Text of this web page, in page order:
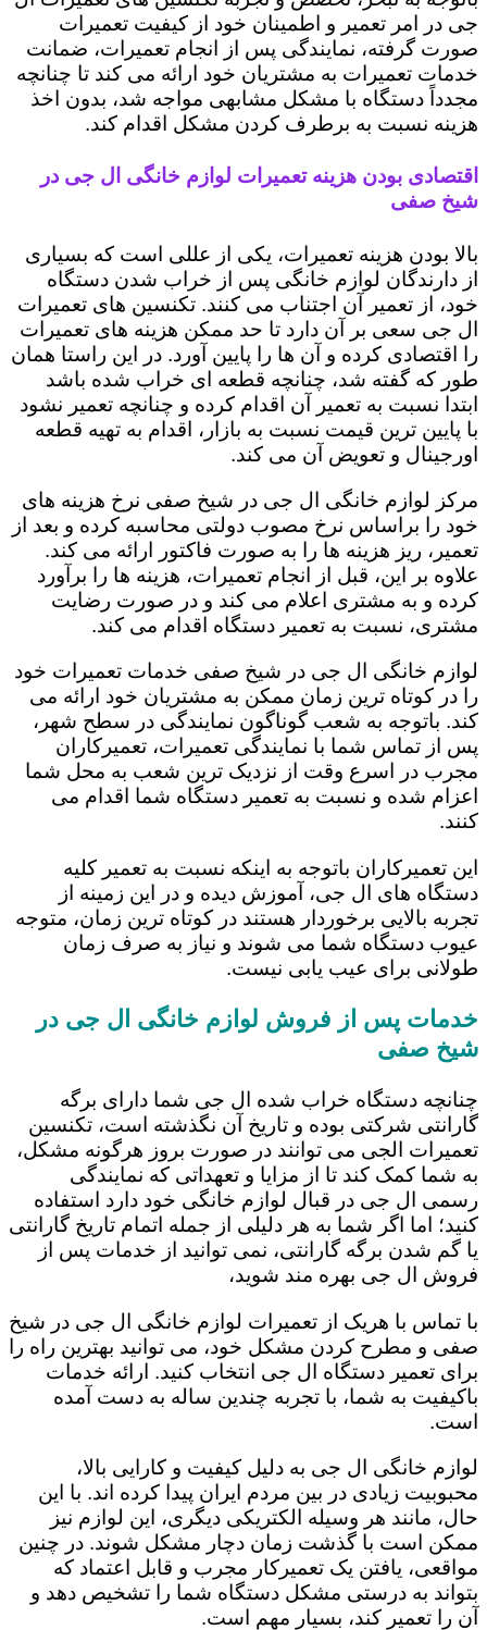
جی در امر تعمیر و اطمینان خود از کیفیت تعمیرات
صورت گرفته، نمایندگی پس از انجام تعمیرات، ضمانت
خدمات تعمیرات به مشتریان خود ارائه می کند تا چنانچه
مجدداً دستگاه با مشکل مشابهی مواجه شد، بدون اخذ
هزینه نسبت به برطرف کردن مشکل اقدام کند.
اقتصادی بودن هزینه تعمیرات لوازم خانگی ال جی در
شیخ صفی
بالا بودن هزینه تعمیرات، یکی از عللی است که بسیاری
از دارندگان لوازم خانگی پس از خراب شدن دستگاه
خود، از تعمیر آن اجتناب می کنند. تکنسین های تعمیرات
ال جی سعی بر آن دارد تا حد ممکن هزینه های تعمیرات
را اقتصادی کرده و آن ها را پایین آورد. در این راستا همان
طور که گفته شد، چنانچه قطعه ای خراب شده باشد
ابتدا نسبت به تعمیر آن اقدام کرده و چنانچه تعمیر نشود
با پایین ترین قیمت نسبت به بازار، اقدام به تهیه قطعه
اورجینال و تعویض آن می کند.
مرکز لوازم خانگی ال جی در شیخ صفی نرخ هزینه های
خود را براساس نرخ مصوب دولتی محاسبه کرده و بعد از
تعمیر، ریز هزینه ها را به صورت فاکتور ارائه می کند.
علاوه بر این، قبل از انجام تعمیرات، هزینه ها را برآورد
کرده و به مشتری اعلام می کند و در صورت رضایت
مشتری، نسبت به تعمیر دستگاه اقدام می کند.
لوازم خانگی ال جی در شیخ صفی خدمات تعمیرات خود
را در کوتاه ترین زمان ممکن به مشتریان خود ارائه می
کند. باتوجه به شعب گوناگون نمایندگی در سطح شهر،
پس از تماس شما با نمایندگی تعمیرات، تعمیرکاران
مجرب در اسرع وقت از نزدیک ترین شعب به محل شما
اعزام شده و نسبت به تعمیر دستگاه شما اقدام می
کنند.
این تعمیرکاران باتوجه به اینکه نسبت به تعمیر کلیه
دستگاه های ال جی، آموزش دیده و در این زمینه از
تجربه بالایی برخوردار هستند در کوتاه ترین زمان، متوجه
عیوب دستگاه شما می شوند و نیاز به صرف زمان
طولانی برای عیب یابی نیست.
خدمات پس از فروش لوازم خانگی ال جی در
شیخ صفی
چنانچه دستگاه خراب شده ال جی شما دارای برگه
گارانتی شرکتی بوده و تاریخ آن نگذشته است، تکنسین
تعمیرات الجی می توانند در صورت بروز هرگونه مشکل،
به شما کمک کند تا از مزایا و تعهداتی که نمایندگی
رسمی ال جی در قبال لوازم خانگی خود دارد استفاده
کنید؛ اما اگر شما به هر دلیلی از جمله اتمام تاریخ گارانتی
یا گم شدن برگه گارانتی، نمی توانید از خدمات پس از
فروش ال جی بهره مند شوید،
با تماس با هریک از تعمیرات لوازم خانگی ال جی در شیخ
صفی و مطرح کردن مشکل خود، می توانید بهترین راه را
برای تعمیر دستگاه ال جی انتخاب کنید. ارائه خدمات
باکیفیت به شما، با تجربه چندین ساله به دست آمده
است.
لوازم خانگی ال جی به دلیل کیفیت و کارایی بالا،
محبوبیت زیادی در بین مردم ایران پیدا کرده اند. با این
حال، مانند هر وسیله الکتریکی دیگری، این لوازم نیز
ممکن است با گذشت زمان دچار مشکل شوند. در چنین
مواقعی، یافتن یک تعمیرکار مجرب و قابل اعتماد که
بتواند به درستی مشکل دستگاه شما را تشخیص دهد و
آن را تعمیر کند، بسیار مهم است.